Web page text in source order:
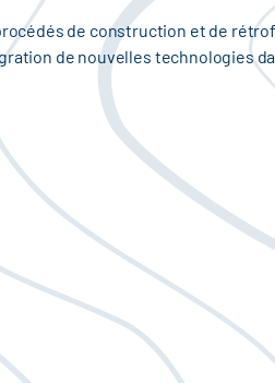
de construction et de
de nouvelles technologies